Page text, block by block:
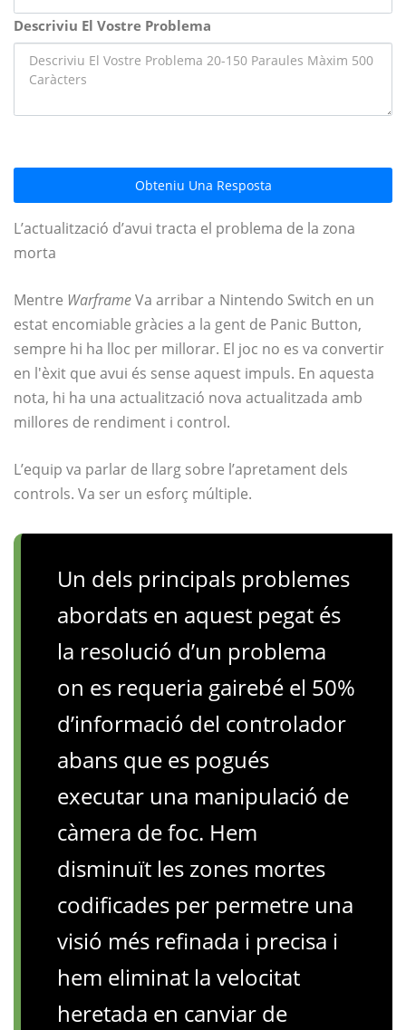
Descriviu El Vostre Problema
Obteniu Una Resposta
L’actualització d’avui tracta el problema de la zona
morta
Mentre WarframeVa arribar a Nintendo Switch en un
estat encomiable gràcies a la gent de Panic Button,
sempre hi ha lloc per millorar. El joc no es va convertir
en l'èxit que avui és sense aquest impuls. En aquesta
nota, hi ha una actualització nova actualitzada amb
millores de rendiment i control.
L’equip va parlar de llarg sobre l’apretament dels
controls. Va ser un esforç múltiple.
Un dels principals problemes
abordats en aquest pegat és
la resolució d’un problema
on es requeria gairebé el 50%
d’informació del controlador
abans que es pogués
executar una manipulació de
càmera de foc. Hem
disminuït les zones mortes
codificades per permetre una
visió més refinada i precisa i
hem eliminat la velocitat
heretada en canviar de